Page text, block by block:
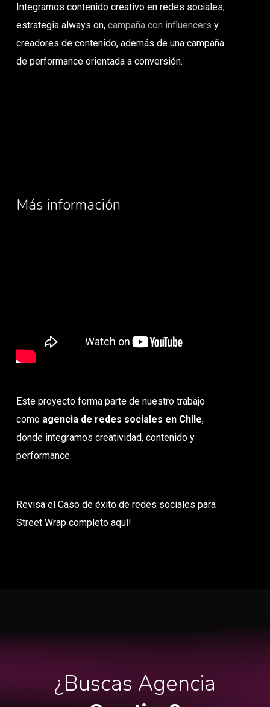
Integramos contenido creativo en redes sociales,
estrategia always on,campaña con influencers y
creadores de contenido, además de una campaña
de performance orientada a conversión.
Más información
Este proyecto forma parte de nuestro trabajo
como agencia de redes sociales en Chile,
donde integramos creatividad, contenido y
performance.
Revisa el Caso de éxito de redes sociales para
Street Wrap completo aquí!
¿Buscas Agencia